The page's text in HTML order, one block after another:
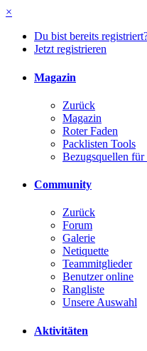
×
Du bist bereits
Jetzt registrieren
Magazin
Zurück
Magazin
Roter Faden
Packlisten Tools
Bezugsquellen
Community
Zurück
Forum
Galerie
Netiquette
Teammitglieder
Benutzer online
Rangliste
Unsere Auswahl
Aktivitäten